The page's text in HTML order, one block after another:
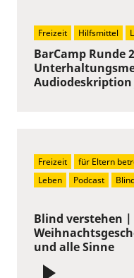
BarCamp Runde
Freizeit Hilfsmittel
Blind verstehen |
und alle Sinne
Freizeit für Eltern
Leben
Podcast